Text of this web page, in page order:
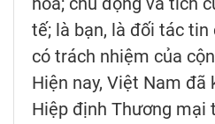
tế; là bạn, là đối tác tin
có trách nhiệm của
Hiện nay, Việt Nam đã
Hiệp định Thương mại